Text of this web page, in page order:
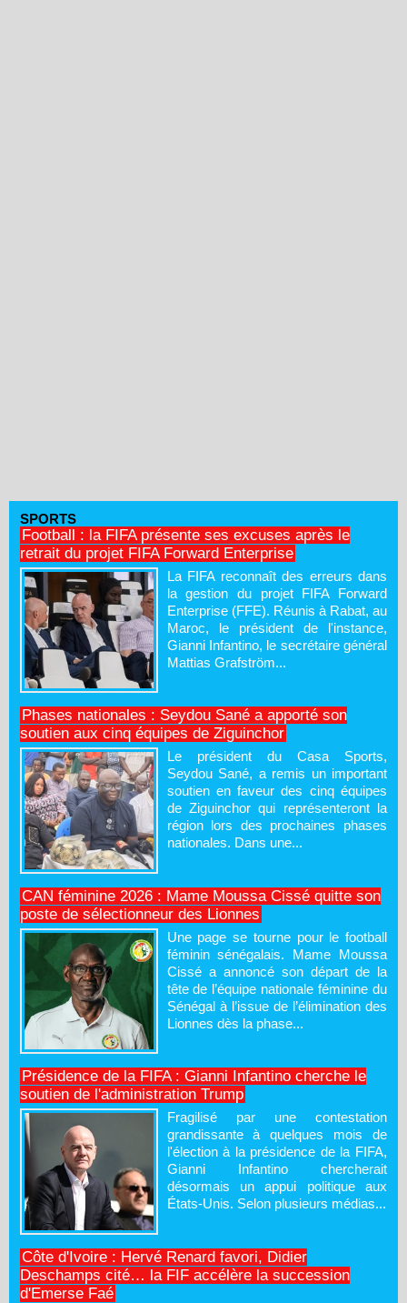
SPORTS
Football : la FIFA présente ses excuses après le
retrait du projet FIFA Forward Enterprise
La FIFA reconnaît des erreurs dans
la gestion du projet FIFA Forward
Enterprise (FFE). Réunis à Rabat, au
Maroc, le président de l'instance,
Gianni Infantino, le secrétaire général
Mattias Grafström...
Phases nationales : Seydou Sané a apporté son
soutien aux cinq équipes de Ziguinchor
Le président du Casa Sports,
Seydou Sané, a remis un important
soutien en faveur des cinq équipes
de Ziguinchor qui représenteront la
région lors des prochaines phases
nationales. Dans une...
CAN féminine 2026 : Mame Moussa Cissé quitte son
poste de sélectionneur des Lionnes
Une page se tourne pour le football
féminin sénégalais. Mame Moussa
Cissé a annoncé son départ de la
tête de l’équipe nationale féminine du
Sénégal à l’issue de l’élimination des
Lionnes dès la phase...
Présidence de la FIFA : Gianni Infantino cherche le
soutien de l'administration Trump
Fragilisé par une contestation
grandissante à quelques mois de
l'élection à la présidence de la FIFA,
Gianni Infantino chercherait
désormais un appui politique aux
États-Unis. Selon plusieurs médias...
Côte d'Ivoire : Hervé Renard favori, Didier
Deschamps cité… la FIF accélère la succession
d'Emerse Faé